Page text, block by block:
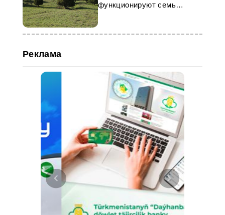
функционируют семь
лесных хозяйств
Реклама